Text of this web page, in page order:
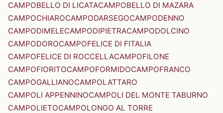
CAMPOBELLO DI LICATACAMPOBELLO DI MAZARA
CAMPOCHIAROCAMPODARSEGOCAMPODENNO
CAMPODIMELECAMPODIPIETRACAMPODOLCINO
CAMPODOROCAMPOFELICE DI FITALIA
CAMPOFELICE DI ROCCELLACAMPOFILONE
CAMPOFIORITOCAMPOFORMIDOCAMPOFRANCO
CAMPOGALLIANOCAMPOLATTARO
CAMPOLI APPENNINOCAMPOLI DEL MONTE TABURNO
CAMPOLIETOCAMPOLONGO AL TORRE